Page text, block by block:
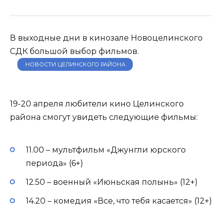
В выходные дни в кинозале Новоцелинского
СДК большой выбор фильмов.
НОВОСТИ ЦЕЛИНСКОГО РАЙОНА
19-20 апреля любители кино Целинского
района смогут увидеть следующие фильмы:
11.00 – мультфильм «Джунгли юрского
периода» (6+)
12.50 – военный «Июньская полынь» (12+)
14.20 – комедия «Все, что тебя касается» (12+)